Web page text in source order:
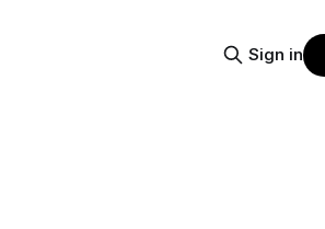
Sign in